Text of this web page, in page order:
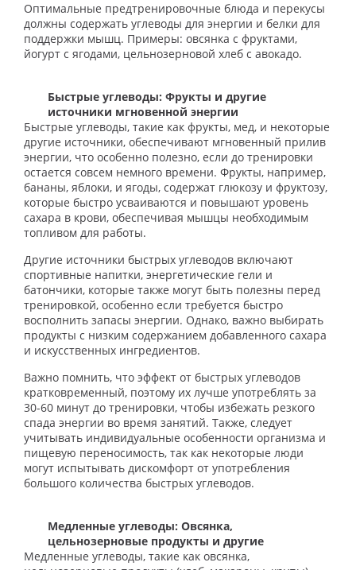
Оптимальные предтренировочные блюда и перекусы
должны содержать углеводы для энергии и белки для
поддержки мышц. Примеры: овсянка с фруктами,
йогурт с ягодами, цельнозерновой хлеб с авокадо.
Быстрые углеводы: Фрукты и другие
источники мгновенной энергии
Быстрые углеводы, такие как фрукты, мед, и некоторые
другие источники, обеспечивают мгновенный прилив
энергии, что особенно полезно, если до тренировки
остается совсем немного времени. Фрукты, например,
бананы, яблоки, и ягоды, содержат глюкозу и фруктозу,
которые быстро усваиваются и повышают уровень
сахара в крови, обеспечивая мышцы необходимым
топливом для работы.
Другие источники быстрых углеводов включают
спортивные напитки, энергетические гели и
батончики, которые также могут быть полезны перед
тренировкой, особенно если требуется быстро
восполнить запасы энергии. Однако, важно выбирать
продукты с низким содержанием добавленного сахара
и искусственных ингредиентов.
Важно помнить, что эффект от быстрых углеводов
кратковременный, поэтому их лучше употреблять за
30-60 минут до тренировки, чтобы избежать резкого
спада энергии во время занятий. Также, следует
учитывать индивидуальные особенности организма и
пищевую переносимость, так как некоторые люди
могут испытывать дискомфорт от употребления
большого количества быстрых углеводов.
Медленные углеводы: Овсянка,
цельнозерновые продукты и другие
Медленные углеводы, такие как овсянка,